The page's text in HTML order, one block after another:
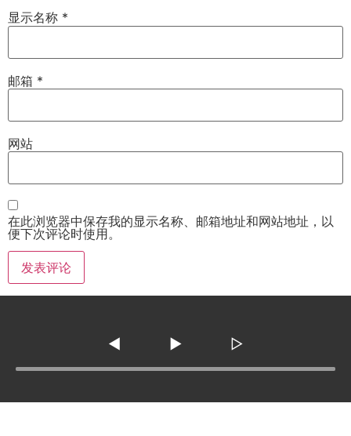
显示名称 *
邮箱 *
网站
在此浏览器中保存我的显示名称、邮箱地址和网站地址，以
便下次评论时使用。
◀ ▶ ▷